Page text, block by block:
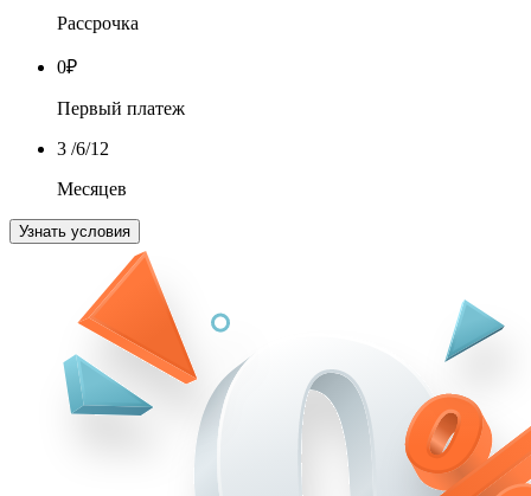
Рассрочка
0₽
Первый платеж
3 /6/12
Месяцев
Узнать условия